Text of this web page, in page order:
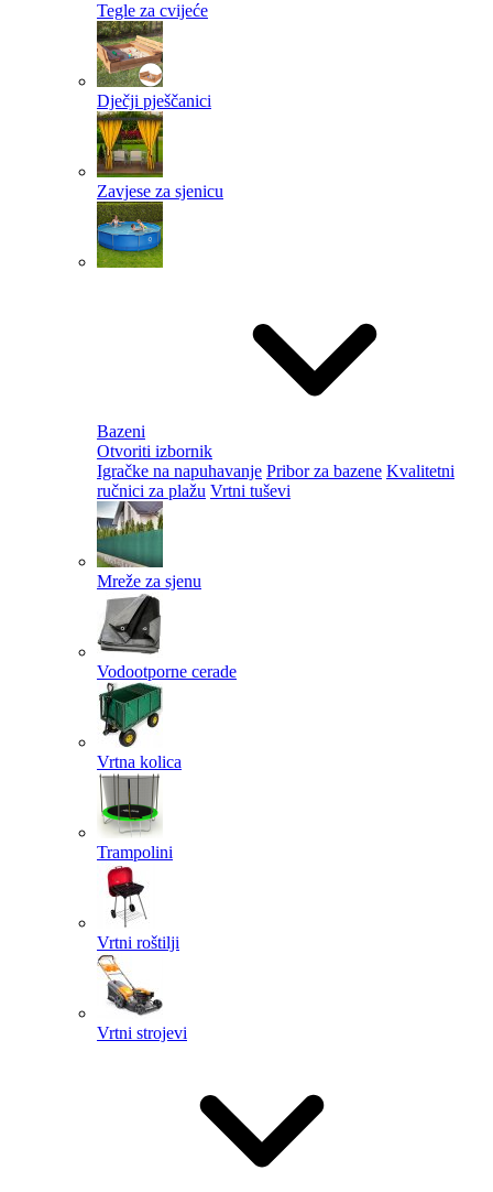
Tegle za cvijeće
Dječji pješčanici
Zavjese za sjenicu
Bazeni
Otvoriti izbornik
Igračke na napuhavanje Pribor za bazene Kvalitetni
ručnici za plažu Vrtni tuševi
Mreže za sjenu
Vodootporne cerade
Vrtna kolica
Trampolini
Vrtni roštilji
Vrtni strojevi